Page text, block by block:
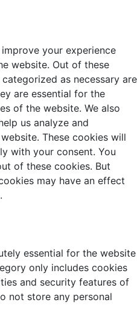
your experience
website. Out of these
as necessary are
are essential for the
of the website. We also
us analyze and
These cookies will
with your consent. You
of these cookies. But
may have an effect
essential for the website
only includes cookies
and security features of
not store any personal